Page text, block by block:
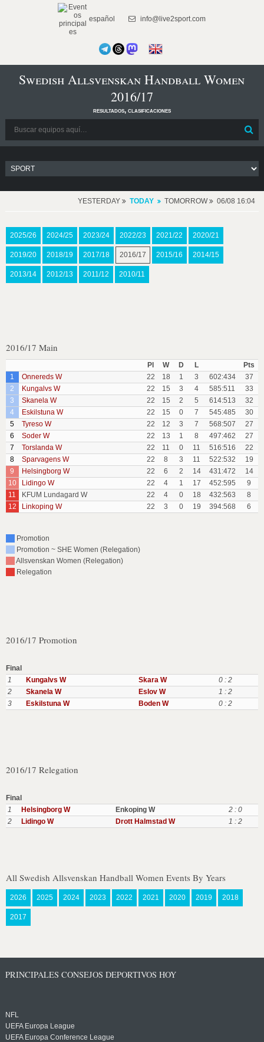
español info@live2sport.com
Swedish Allsvenskan Handball Women
2016/17
resultados, clasificaciones
YESTERDAY TODAY TOMORROW 06/08 16:04
2025/26 2024/25 2023/24 2022/23 2021/22 2020/21
2019/20 2018/19 2017/18 2016/17 2015/16 2014/15
2013/14 2012/13 2011/12 2010/11
2016/17 Main
Pl W D L
Pts
1
Onnereds W 22 18 1 3 602:434
37
2
Kungalvs W 22 15 3 4 585:511
33
3
Skanela W 22 15 2 5 614:513
32
4
Eskilstuna W 22 15 0 7 545:485
30
5
Tyreso W 22 12 3 7 568:507
27
6
Soder W 22 13 1 8 497:462
27
7
Torslanda W 22 11 0 11 516:516
22
8
Sparvagens W 22 8 3 11 522:532
19
9
Helsingborg W 22 6 2 14 431:472
14
10
Lidingo W 22 4 1 17 452:595
9
11
KFUM Lundagard W 22 4 0 18 432:563
8
12
Linkoping W 22 3 0 19 394:568 6
Promotion
Promotion ~ SHE Women (Relegation)
Allsvenskan Women (Relegation)
Relegation
2016/17 Promotion
Final
1
Kungalvs W Skara W
0 : 2
2
Skanela W Eslov W
1 : 2
3
Eskilstuna W Boden W 0 : 2
2016/17 Relegation
Final
1
Helsingborg W Enkoping W
2 : 0
2
Lidingo W Drott Halmstad W 1 : 2
All Swedish Allsvenskan Handball Women Events By Years
2026 2025 2024 2023 2022 2021 2020 2019 2018
2017
PRINCIPALES CONSEJOS DEPORTIVOS HOY
NFL
UEFA Europa League
UEFA Europa Conference League